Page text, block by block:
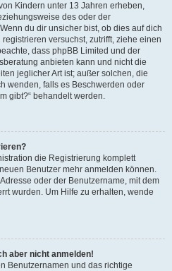
Kindern unter 13 Jahren erheben,
des oder der
du dir unsicher bist, ob dies auf dich
versuchst, zutrifft, ziehe einen
dass phpBB Limited und der
anbieten kann und nicht die
jeglicher Art ist; außer solchen, die
wenden, falls es Beschwerden oder
gibt?“ behandelt werden.
die Registrierung komplett
Benutzer mehr anmelden können.
oder der Benutzername, mit dem
wurden. Um Hilfe zu erhalten, wende
aber nicht anmelden!
Benutzernamen und das richtige